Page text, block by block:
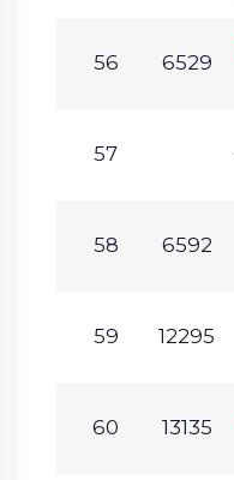
56 6529
57
58 6592
59 12295
60 13135